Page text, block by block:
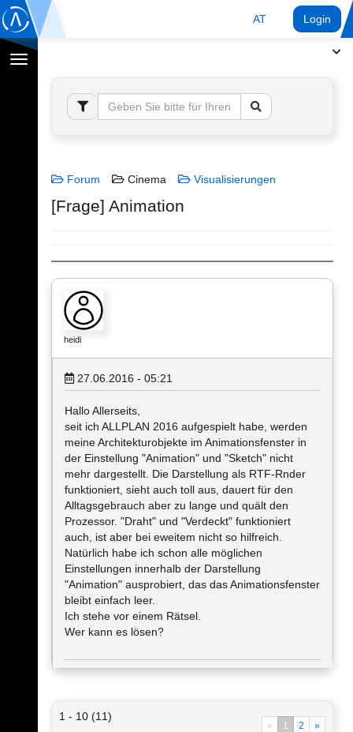
AT Login
Navigation
umschalten
Forum Cinema Visualisierungen
[Frage] Animation
heidi
27.06.2016 - 05:21
Hallo Allerseits,
seit ich ALLPLAN 2016 aufgespielt habe, werden
meine Architekturobjekte im Animationsfenster in
der Einstellung "Animation" und "Sketch" nicht
mehr dargestellt. Die Darstellung als RTF-Rnder
funktioniert, sieht auch toll aus, dauert für den
Alltagsgebrauch aber zu lange und quält den
Prozessor. "Draht" und "Verdeckt" funktioniert
auch, ist aber bei eweitem nicht so hilfreich.
Natürlich habe ich schon alle möglichen
Einstellungen innerhalb der Darstellung
"Animation" ausprobiert, das das Animationsfenster
bleibt einfach leer.
Ich stehe vor einem Rätsel.
Wer kann es lösen?
1 - 10 (11)
« 1 2 »